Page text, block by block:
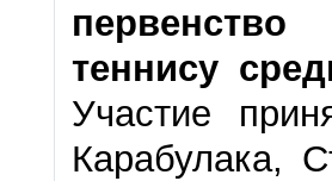
теннису
Участие
Карабулака,